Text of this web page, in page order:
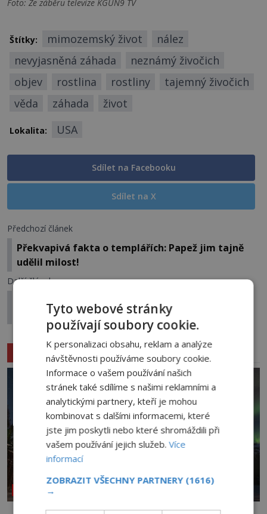
Foto: Ze záběru televize KGUN9 TV
Štítky: mimozemský život
nález
nevyjasněná záhada
neznámý živočich
objev
rostlina rostliny
tajemný živočich
věda
záhada život
Lokalita: USA
Sdílet na Facebooku
Sdílet na X
Předchozí článek
Překvapivá fakta o templářích: Papež jim tajně
udělil milost!
Další článek
budoucnost vyčíst z internetu?
Související články
NEOBJASNĚNÉ UDÁLOSTI
Tyto webové stránky
používají soubory cookie.
K personalizaci obsahu, reklam a analýze
návštěvnosti používáme soubory cookie.
Informace o vašem používání našich
stránek také sdílíme s našimi reklamními a
analytickými partnery, kteří je mohou
kombinovat s dalšími informacemi, které
jste jim poskytli nebo které shromáždili při
vašem používání jejich služeb.Více
informací
ZOBRAZIT VŠECHNY PARTNERY (1616)
→